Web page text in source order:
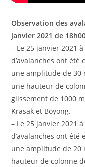
Observation des
janvier 2021 de
– Le 25 janvier 2021
d’avalanches ont
une amplitude de 30
une hauteur de
glissement de 1000
Krasak et Boyong.
– Le 25 janvier 2021
d’avalanches ont
une amplitude de 20
hauteur de colonne